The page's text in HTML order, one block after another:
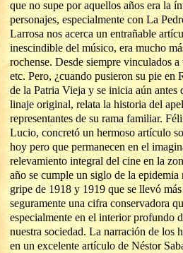
que no supe por aquellos años era la
personajes, especialmente con La
Larrosa nos acerca un entrañable
inescindible del músico, era mucho
rochense. Desde siempre vinculados
etc. Pero, ¿cuando pusieron su pie en
de la Patria Vieja y se inicia aún
linaje original, relata la historia del
representantes de su rama familiar.
Lucio, concretó un hermoso artículo
hoy pero que permanecen en el
relevamiento integral del cine en la
año se cumple un siglo de la
gripe de 1918 y 1919 que se llevó
seguramente una cifra conservadora
especialmente en el interior profundo
nuestra sociedad. La narración de los
en un excelente artículo de Néstor